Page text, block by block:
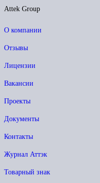
Attek Group
О компании
Отзывы
Лицензии
Вакансии
Проекты
Документы
Контакты
Журнал Аттэк
Товарный знак